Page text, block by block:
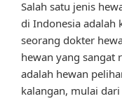
Salah satu jenis
di Indonesia adalah
seorang dokter
hewan yang sangat
adalah hewan
kalangan, mulai